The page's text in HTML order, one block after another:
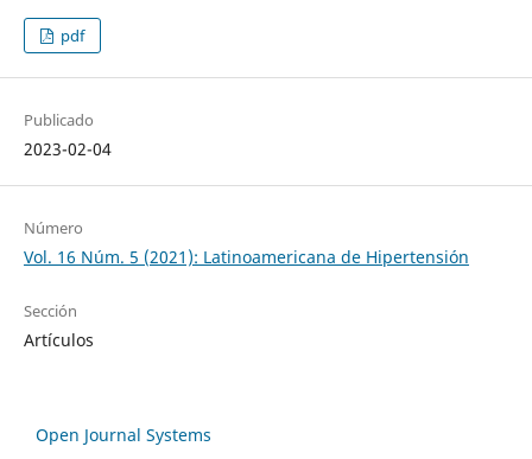
pdf
Publicado
2023-02-04
Número
Vol. 16 Núm. 5 (2021): Latinoamericana de Hipertensión
Sección
Artículos
Open Journal Systems